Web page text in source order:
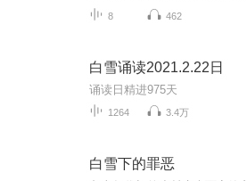
8 462
白雪诵读2021.2.22日
诵读日精进975天
1264 3.4万
白雪下的罪恶